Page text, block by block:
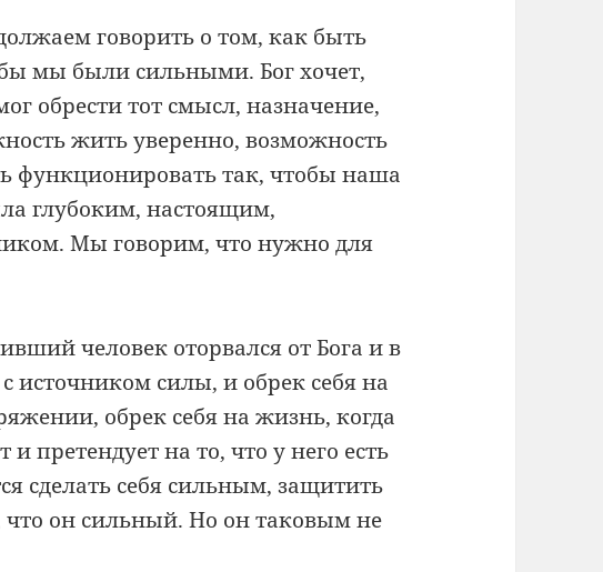
говорить о том, как быть
мы были сильными. Бог хочет,
обрести тот смысл, назначение,
жить уверенно, возможность
функционировать так, чтобы наша
глубоким, настоящим,
Мы говорим, что нужно для
человек оторвался от Бога и в
с источником силы, и обрек себя на
обрек себя на жизнь, когда
и претендует на то, что у него есть
сделать себя сильным, защитить
что он сильный. Но он таковым не